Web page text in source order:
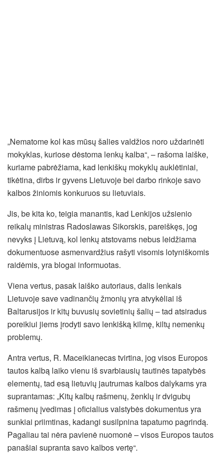
„Nematome kol kas mūsų šalies valdžios noro uždarinėti
mokyklas, kuriose dėstoma lenkų kalba“, – rašoma laiške,
kuriame pabrėžiama, kad lenkiškų mokyklų auklėtiniai,
tikėtina, dirbs ir gyvens Lietuvoje bei darbo rinkoje savo
kalbos žiniomis konkuruos su lietuviais.
Jis, be kita ko, teigia manantis, kad Lenkijos užsienio
reikalų ministras Radoslawas Sikorskis, pareiškęs, jog
nevyks į Lietuvą, kol lenkų atstovams nebus leidžiama
dokumentuose asmenvardžius rašyti visomis lotyniškomis
raidėmis, yra blogai informuotas.
Viena vertus, pasak laiško autoriaus, dalis lenkais
Lietuvoje save vadinančių žmonių yra atvykėliai iš
Baltarusijos ir kitų buvusių sovietinių šalių – tad atsiradus
poreikiui jiems įrodyti savo lenkišką kilmę, kiltų nemenkų
problemų.
Antra vertus, R. Maceikianecas tvirtina, jog visos Europos
tautos kalbą laiko vienu iš svarbiausių tautinės tapatybės
elementų, tad esą lietuvių jautrumas kalbos dalykams yra
suprantamas: „Kitų kalbų rašmenų, ženklų ir dvigubų
rašmenų įvedimas į oficialius valstybės dokumentus yra
sunkiai priimtinas, kadangi susilpnina tapatumo pagrindą.
Pagaliau tai nėra pavienė nuomonė – visos Europos tautos
panašiai supranta savo kalbos vertę“.